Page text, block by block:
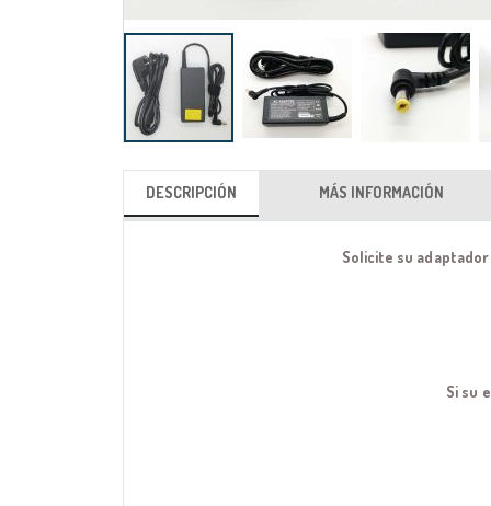
DESCRIPCIÓN
Solicite su
Si su
MÁS INFORMACIÓN